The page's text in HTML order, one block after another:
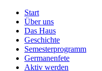
Start
Über uns
Das Haus
Geschichte
Semesterprogramm
Germanenfete
Aktiv werden